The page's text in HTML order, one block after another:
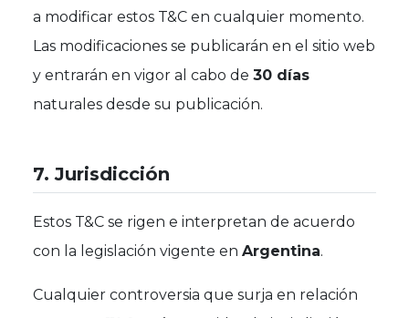
a modificar estos T&C en cualquier momento.
Las modificaciones se publicarán en el sitio web
y entrarán en vigor al cabo de 30 días
naturales desde su publicación.
7. Jurisdicción
Estos T&C se rigen e interpretan de acuerdo
con la legislación vigente en Argentina.
Cualquier controversia que surja en relación